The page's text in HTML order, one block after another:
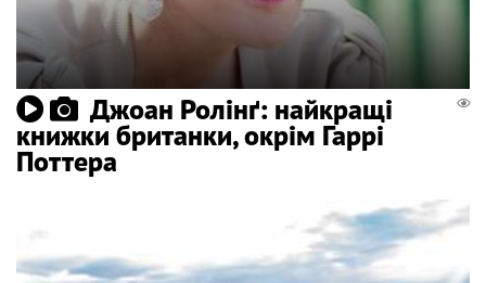
Джоан Ролінґ: найкращі
книжки британки, окрім Гаррі
Поттера